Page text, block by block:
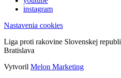
instagram
Nastavenia cookies
Liga proti rakovine Slovenskej
Bratislava
Vytvoril Melon Marketing